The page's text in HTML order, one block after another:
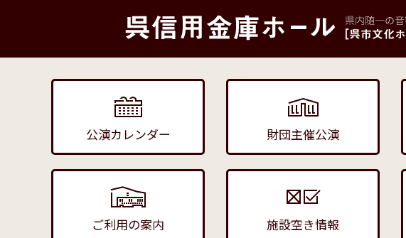
公演カレンダー 財団主催公演
ご利用の案内 施設空き情報